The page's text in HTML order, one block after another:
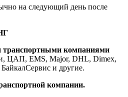
на следующий день после
компаниями
ЦАП, EMS, Major, DHL, Dimex,
и другие.
компании.